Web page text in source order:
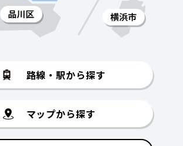
路線・駅から探す
マップから探す